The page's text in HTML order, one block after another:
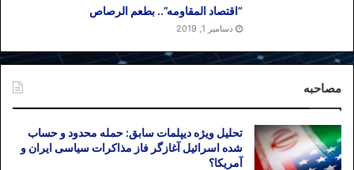
“اقتصاد المقاومه”.. بطعم الرصاص
دسامبر 1, 2019
مصاحبه
تحلیل ویژه دیپلمات سابق: حمله محدود و حساب
شده اسرائیل آغازگر فاز مذاکرات سیاسی ایران و
آمریکا؟